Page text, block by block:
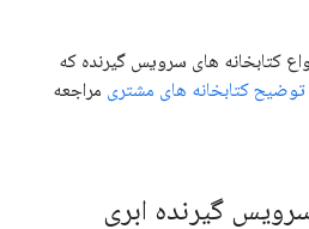
کتابخانه های سرویس گیرنده که
توضیح کتابخانه های مشتری مراجعه
گیرنده ابری